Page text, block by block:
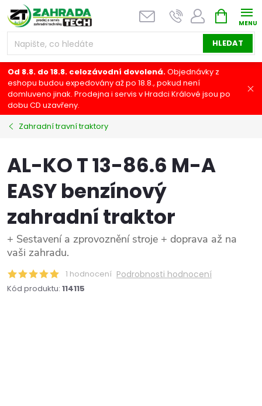
Přejít
na
obsah
HLEDAT
NÁKUPNÍ
KOŠÍK
Od 8.8. do 18.8. celozávodní dovolená.Objednávky z
eshopu budou expedovány až po 18.8., pokud není
domluveno jinak. Prodejna i servis v Hradci Králové jsou po
dobu CD uzavřeny.
Zahradní travní traktory
AL-KO T 13-86.6 M-A
EASY benzínový
zahradní traktor
+ Sestavení a zprovoznění stroje + doprava až na
vaši zahradu.
1 hodnocení Podrobnosti hodnocení
Kód produktu: 114115